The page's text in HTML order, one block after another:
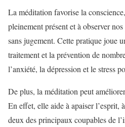
La méditation favorise la
pleinement présent et à observer
sans jugement. Cette pratique joue
traitement et la prévention de
l’anxiété, la dépression et le stress
De plus, la méditation peut
En effet, elle aide à apaiser l’esprit,
deux des principaux coupables de